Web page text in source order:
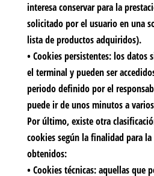
interesa conservar para la
solicitado por el usuario en una
lista de productos adquiridos).
• Cookies persistentes:los datos
el terminal y pueden ser
periodo definido por el
puede ir de unos minutos a
Por último, existe otra
cookies según la finalidad para
obtenidos:
• Cookies técnicas:aquellas que